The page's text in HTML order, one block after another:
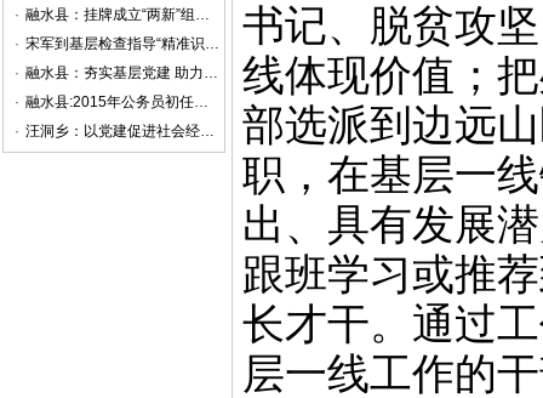
·
融水县：挂牌成立“两新”组织党工委
·
宋军到基层检查指导“精准识别”工作
·
融水县：夯实基层党建 助力精准扶贫
·
融水县:2015年公务员初任培训班开班
·
汪洞乡：以党建促进社会经济快速发展
书记、 脱贫攻
线体现价值 ；
部选派到边远
职，在基层一
出、具有发展
跟班学习或推
长才干。通过
层一线工作的